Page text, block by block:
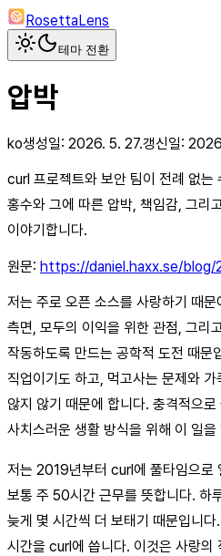
RosettaLens
테마 전환
압박
ko생성일: 2026. 5. 27.갱신일:
curl 프로젝트와 보안 팀이 전례 없는
홍수와 그에 따른 압박, 책임감, 그리
이야기합니다.
원문: https://daniel.haxx.se/
저는 주로 오픈 소스를 사랑하기 때
측면, 모두의 이익을 위한 관점, 그리
작동하도록 만드는 공학적 도전 때문
직업이기도 하고, 먹고사는 문제와
않지 않기 때문에 합니다. 충격적으
사치스러운 생활 방식을 위해 이 일
저는 2019년부터 curl에 풀타임으로
보통 주 50시간 근무를 뜻합니다. 하
늦게 몇 시간씩 더 보태기 때문입니
시간을 curl에 씁니다. 이것은 사랑의